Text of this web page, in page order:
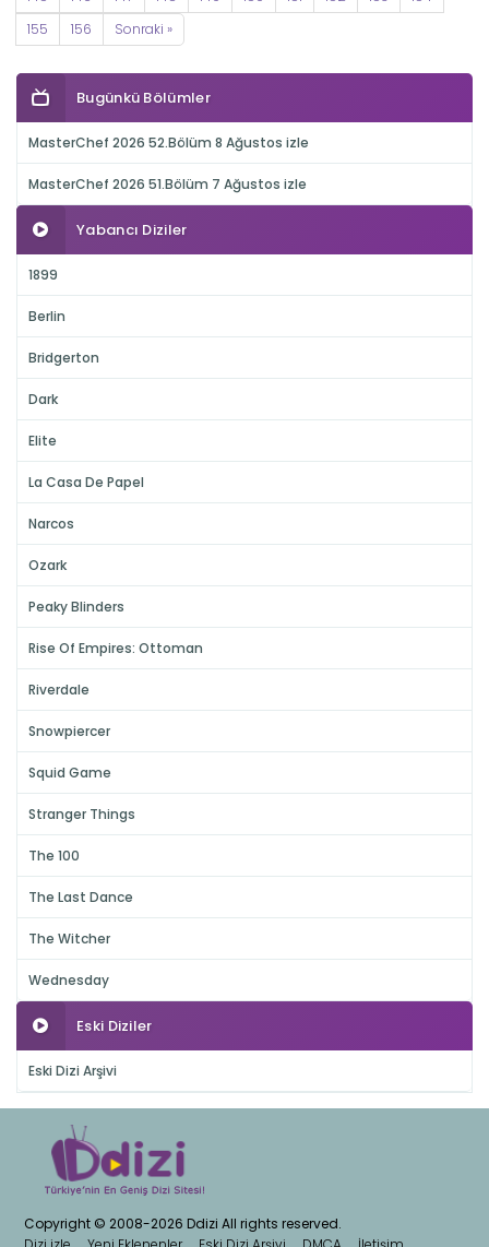
155
156 Sonraki »
Bugünkü Bölümler
MasterChef 2026 52.Bölüm 8 Ağustos izle
MasterChef 2026 51.Bölüm 7 Ağustos izle
Yabancı Diziler
1899
Berlin
Bridgerton
Dark
Elite
La Casa De Papel
Narcos
Ozark
Peaky Blinders
Rise Of Empires: Ottoman
Riverdale
Snowpiercer
Squid Game
Stranger Things
The 100
The Last Dance
The Witcher
Wednesday
Eski Diziler
Eski Dizi Arşivi
Copyright © 2008-2026 Ddizi All rights reserved.